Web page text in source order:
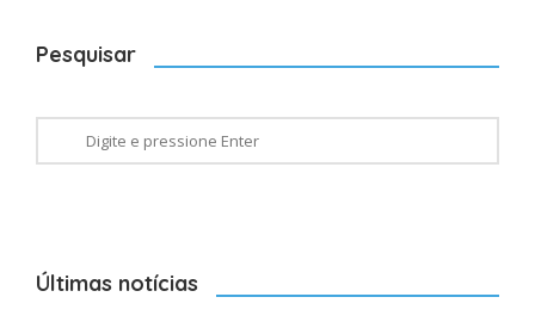
Pesquisar
Últimas notícias